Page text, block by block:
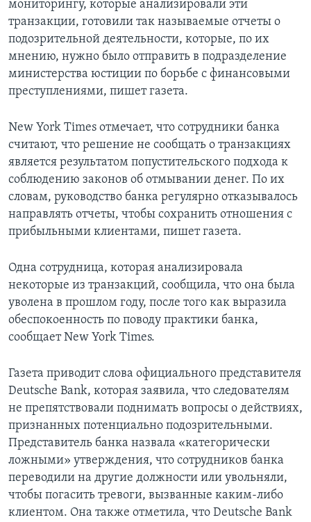
мониторингу, которые анализировали эти
транзакции, готовили так называемые отчеты о
подозрительной деятельности, которые, по их
мнению, нужно было отправить в подразделение
министерства юстиции по борьбе с финансовыми
преступлениями, пишет газета.
New York Times отмечает, что сотрудники банка
считают, что решение не сообщать о транзакциях
является результатом попустительского подхода к
соблюдению законов об отмывании денег. По их
словам, руководство банка регулярно отказывалось
направлять отчеты, чтобы сохранить отношения с
прибыльными клиентами, пишет газета.
Одна сотрудница, которая анализировала
некоторые из транзакций, сообщила, что она была
уволена в прошлом году, после того как выразила
обеспокоенность по поводу практики банка,
сообщает New York Times.
Газета приводит слова официального представителя
Deutsche Bank, которая заявила, что следователям
не препятствовали поднимать вопросы о действиях,
признанных потенциально подозрительными.
Представитель банка назвала «категорически
ложными» утверждения, что сотрудников банка
переводили на другие должности или увольняли,
чтобы погасить тревоги, вызванные каким-либо
клиентом. Она также отметила, что Deutsche Bank